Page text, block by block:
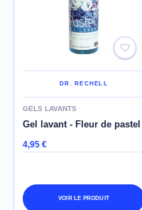
DR. RECHELL
GELS LAVANTS
Gel lavant - Fleur de pastel
4,95 €
VOIR LE PRODUIT